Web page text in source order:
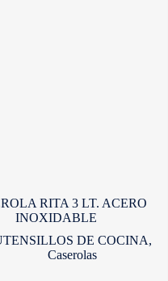
RITA 3 LT. ACERO
INOXIDABLE
DE COCINA,
Caserolas